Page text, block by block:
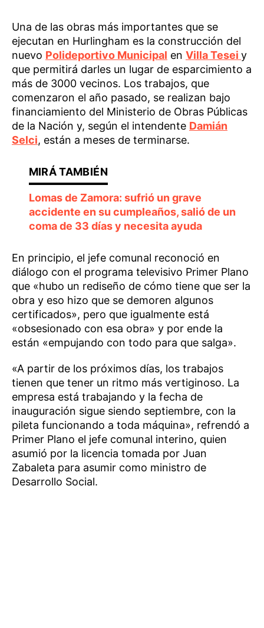
Una de las obras más importantes que se
ejecutan en Hurlingham es la construcción del
nuevo Polideportivo Municipal en Villa Tesei y
que permitirá darles un lugar de esparcimiento a
más de 3000 vecinos. Los trabajos, que
comenzaron el año pasado, se realizan bajo
financiamiento del Ministerio de Obras Públicas
de la Nación y, según el intendente Damián
Selci, están a meses de terminarse.
Lomas de Zamora: sufrió un grave
accidente en su cumpleaños, salió de un
coma de 33 días y necesita ayuda
En principio, el jefe comunal reconoció en
diálogo con el programa televisivo Primer Plano
que «hubo un rediseño de cómo tiene que ser la
obra y eso hizo que se demoren algunos
certificados», pero que igualmente está
«obsesionado con esa obra» y por ende la
están «empujando con todo para que salga».
«A partir de los próximos días, los trabajos
tienen que tener un ritmo más vertiginoso. La
empresa está trabajando y la fecha de
inauguración sigue siendo septiembre, con la
pileta funcionando a toda máquina», refrendó a
Primer Plano el jefe comunal interino, quien
asumió por la licencia tomada por Juan
Zabaleta para asumir como ministro de
Desarrollo Social.